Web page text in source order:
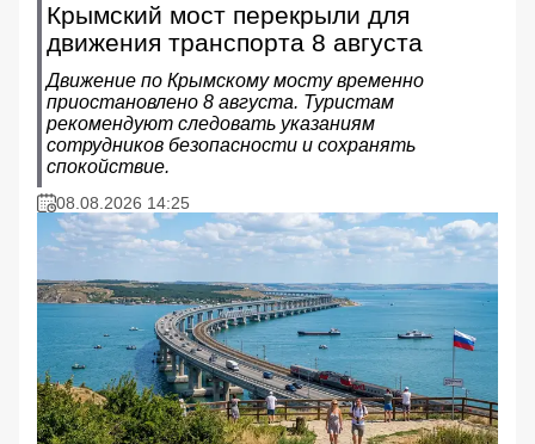
Крымский мост перекрыли для
движения транспорта 8 августа
Движение по Крымскому мосту временно
приостановлено 8 августа. Туристам
рекомендуют следовать указаниям
сотрудников безопасности и сохранять
спокойствие.
08.08.2026 14:25